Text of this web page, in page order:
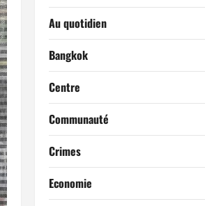
Au quotidien
Bangkok
Centre
Communauté
Crimes
Economie